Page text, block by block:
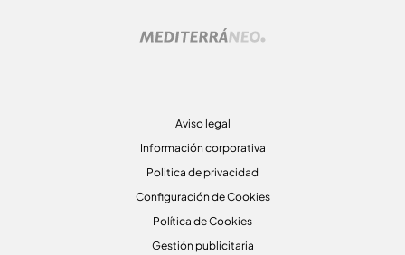
Aviso legal
Información corporativa
Politica de privacidad
Configuración de Cookies
Política de Cookies
Gestión publicitaria